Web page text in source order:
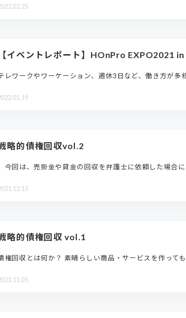
【イベントレポート】HOnPro EXPO2021 in
レワークやワーケーション、週休3日など、働き方が多
略的債権回収vol.2
今回は、売掛金や貸金の回収を弁護士に依頼した場合
略的債権回収 vol.1
権回収とは何か？ 素晴らしい商品・サービスを作って